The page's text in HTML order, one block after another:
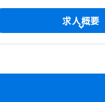
求人概要